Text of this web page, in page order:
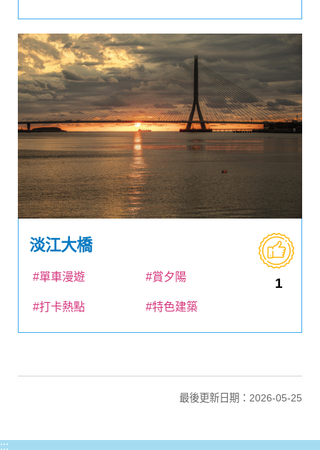
淡江大橋
1
#單車漫遊 #賞夕陽
#打卡熱點 #特色建築
最後更新日期：2026-05-25
:::